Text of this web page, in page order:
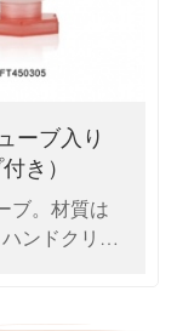
ーブ入り
き）
ブ。材質は
ンドクリー